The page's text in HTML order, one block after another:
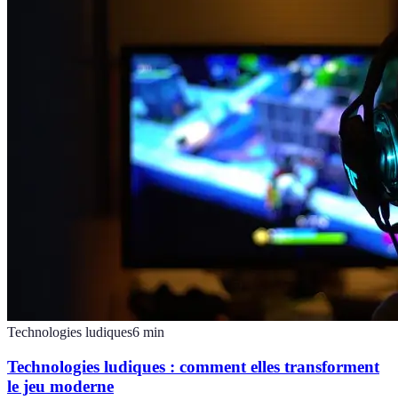
Technologies ludiques6 min
Technologies ludiques : comment elles transforment
le jeu moderne